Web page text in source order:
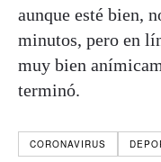
aunque esté bien,
minutos, pero en
muy bien
terminó.
CORONAVIRUS